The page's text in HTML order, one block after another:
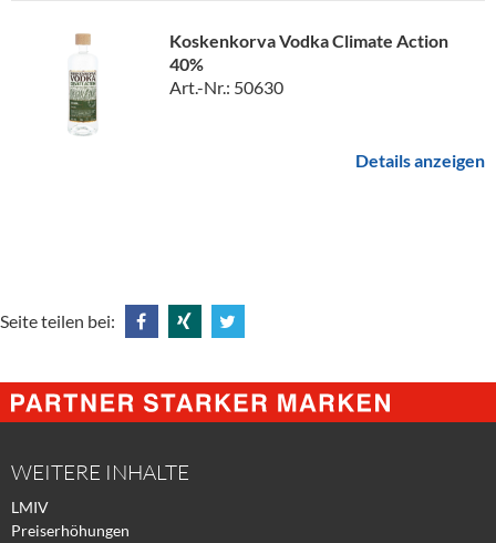
Koskenkorva Vodka Climate Action
40%
Art.-Nr.: 50630
Details anzeigen
Seite teilen bei:
@
Facebook
@
Xing
@
Twitter
WEITERE INHALTE
LMIV
Preiserhöhungen